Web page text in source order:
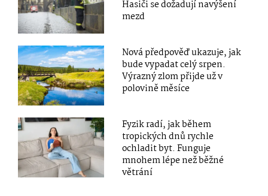
Hasiči se dožadují navýšení
mezd
Nová předpověď ukazuje, jak
bude vypadat celý srpen.
Výrazný zlom přijde už v
polovině měsíce
Fyzik radí, jak během
tropických dnů rychle
ochladit byt. Funguje
mnohem lépe než běžné
větrání